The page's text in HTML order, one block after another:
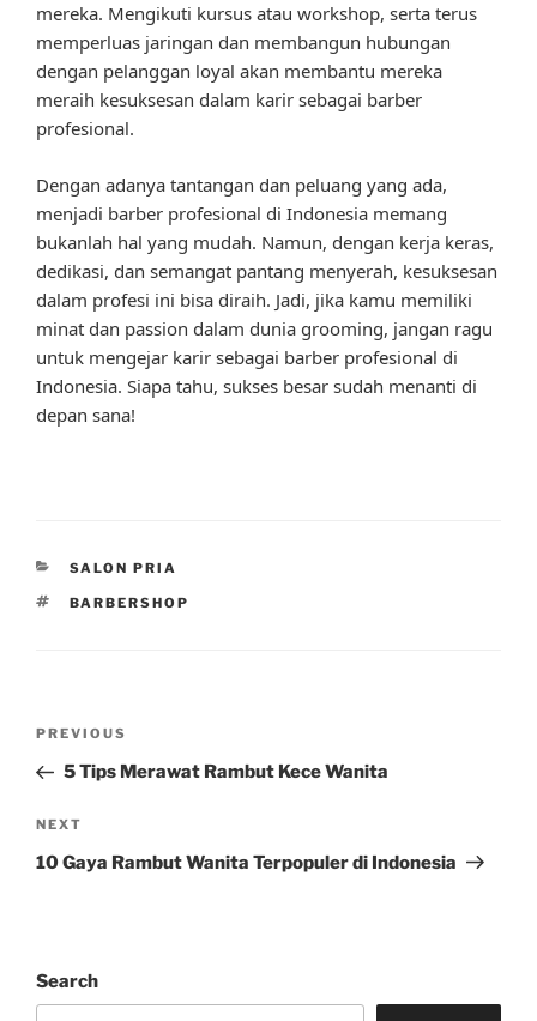
mereka. Mengikuti kursus atau workshop, serta terus
memperluas jaringan dan membangun hubungan
dengan pelanggan loyal akan membantu mereka
meraih kesuksesan dalam karir sebagai barber
profesional.
Dengan adanya tantangan dan peluang yang ada,
menjadi barber profesional di Indonesia memang
bukanlah hal yang mudah. Namun, dengan kerja keras,
dedikasi, dan semangat pantang menyerah, kesuksesan
dalam profesi ini bisa diraih. Jadi, jika kamu memiliki
minat dan passion dalam dunia grooming, jangan ragu
untuk mengejar karir sebagai barber profesional di
Indonesia. Siapa tahu, sukses besar sudah menanti di
depan sana!
CATEGORIES
SALON PRIA
TAGS
BARBERSHOP
Previous
Post
PREVIOUS
5 Tips Merawat Rambut Kece Wanita
Next
Post
NEXT
10 Gaya Rambut Wanita Terpopuler di Indonesia
Search